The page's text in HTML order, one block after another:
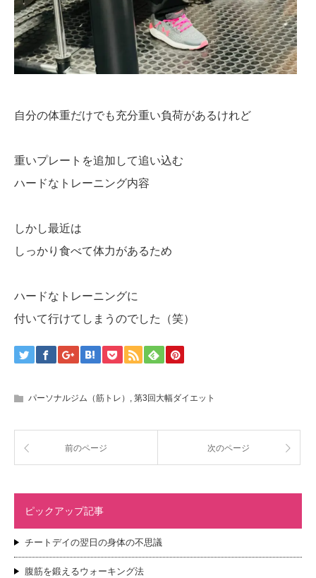
自分の体重だけでも充分重い負荷があるけれど
重いプレートを追加して追い込む
ハードなトレーニング内容
しかし最近は
しっかり食べて体力があるため
ハードなトレーニングに
付いて行けてしまうのでした（笑）
パーソナルジム（筋トレ） , 第3回大幅ダイエット
前のページ 次のページ
ピックアップ記事
チートデイの翌日の身体の不思議
腹筋を鍛えるウォーキング法